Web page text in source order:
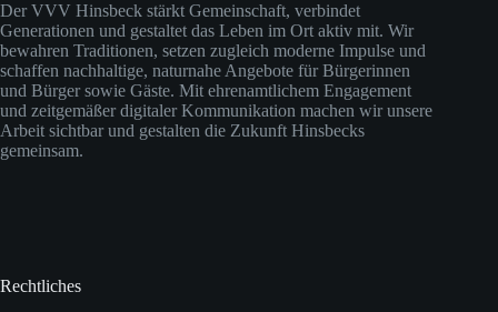
Der VVV Hinsbeck stärkt Gemeinschaft, verbindet
Generationen und gestaltet das Leben im Ort aktiv mit. Wir
bewahren Traditionen, setzen zugleich moderne Impulse und
schaffen nachhaltige, naturnahe Angebote für Bürgerinnen
und Bürger sowie Gäste. Mit ehrenamtlichem Engagement
und zeitgemäßer digitaler Kommunikation machen wir unsere
Arbeit sichtbar und gestalten die Zukunft Hinsbecks
gemeinsam.
Rechtliches